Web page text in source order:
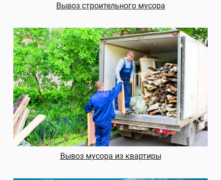
Вывоз строительного мусора
Вывоз мусора из квартиры